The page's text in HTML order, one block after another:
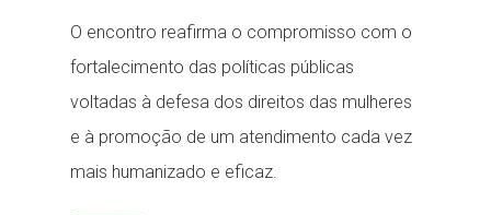
O encontro reafirma o compromisso com o
fortalecimento das políticas públicas
voltadas à defesa dos direitos das mulheres
e à promoção de um atendimento cada vez
mais humanizado e eficaz.